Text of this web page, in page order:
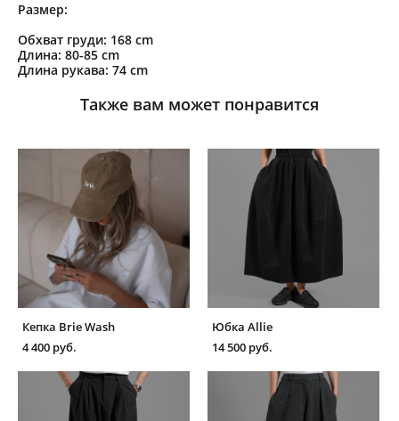
Размер:
Обхват груди: 168 cm
Длина: 80-85 cm
Длина рукава: 74 cm
Также вам может понравится
Кепка Brie Wash
4 400 pуб.
Юбка Allie
14 500 pуб.